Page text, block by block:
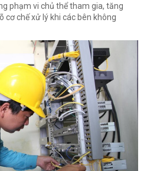
phạm vi chủ thể tham gia, tăng
cơ chế xử lý khi các bên không